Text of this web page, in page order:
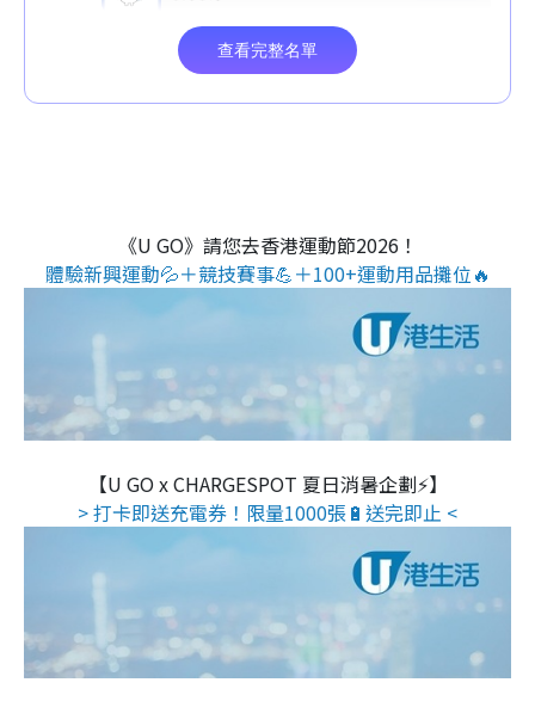
《U GO》請您去香港運動節2026！
體驗新興運動💦＋競技賽事💪＋100+運動用品攤位🔥
【U GO x CHARGESPOT 夏日消暑企劃⚡】
> 打卡即送充電券！限量1000張🔋送完即止 <